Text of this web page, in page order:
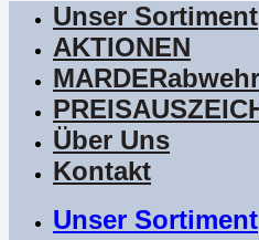
Unser Sortiment
AKTIONEN
MARDERabwehr
Über Uns
Kontakt
Unser Sortiment